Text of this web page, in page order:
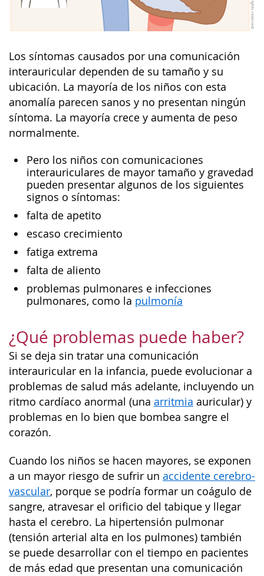
Los síntomas causados por una comunicación
interauricular dependen de su tamaño y su
ubicación. La mayoría de los niños con esta
anomalía parecen sanos y no presentan ningún
síntoma. La mayoría crece y aumenta de peso
normalmente.
Pero los niños con comunicaciones
interauriculares de mayor tamaño y gravedad
pueden presentar algunos de los siguientes
signos o síntomas:
falta de apetito
escaso crecimiento
fatiga extrema
falta de aliento
problemas pulmonares e infecciones
pulmonares, como la pulmonía
¿Qué problemas puede haber?
Si se deja sin tratar una comunicación
interauricular en la infancia, puede evolucionar a
problemas de salud más adelante, incluyendo un
ritmo cardíaco anormal (una arritmia auricular) y
problemas en lo bien que bombea sangre el
corazón.
Cuando los niños se hacen mayores, se exponen
a un mayor riesgo de sufrir un accidente cerebro-
vascular, porque se podría formar un coágulo de
sangre, atravesar el orificio del tabique y llegar
hasta el cerebro. La hipertensión pulmonar
(tensión arterial alta en los pulmones) también
se puede desarrollar con el tiempo en pacientes
de más edad que presentan una comunicación